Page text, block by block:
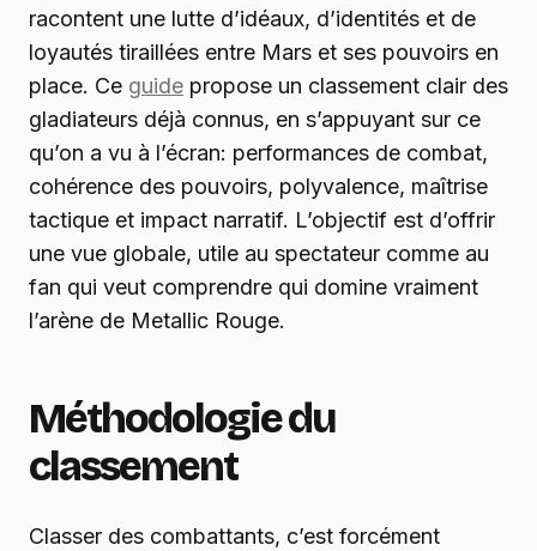
racontent une lutte d’idéaux, d’identités et de
loyautés tiraillées entre Mars et ses pouvoirs en
place. Ce guide propose un classement clair des
gladiateurs déjà connus, en s’appuyant sur ce
qu’on a vu à l’écran: performances de combat,
cohérence des pouvoirs, polyvalence, maîtrise
tactique et impact narratif. L’objectif est d’offrir
une vue globale, utile au spectateur comme au
fan qui veut comprendre qui domine vraiment
l’arène de Metallic Rouge.
Méthodologie du
classement
Classer des combattants, c’est forcément